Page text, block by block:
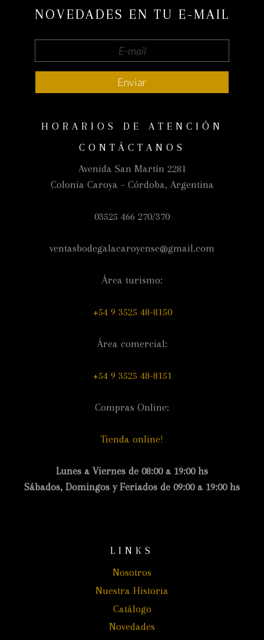
NOVEDADES EN TU E-MAIL
HORARIOS DE ATENCIÓN
CONTÁCTANOS
Avenida San Martín 2281
Colonia Caroya – Córdoba, Argentina
03525 466 270/370
ventasbodegalacaroyense@gmail.com
Área turismo:
+54 9 3525 48-8150
Área comercial:
+54 9 3525 48-8151
Compras Online:
Tienda online!
Lunes a Viernes de 08:00 a 19:00 hs
Sábados, Domingos y Feriados de 09:00 a 19:00 hs
LINKS
Nosotros
Nuestra Historia
Catálogo
Novedades